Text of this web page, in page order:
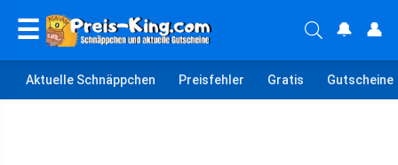
☰ 🔔 👤
Aktuelle Schnäppchen Preisfehler Gratis Gutscheine